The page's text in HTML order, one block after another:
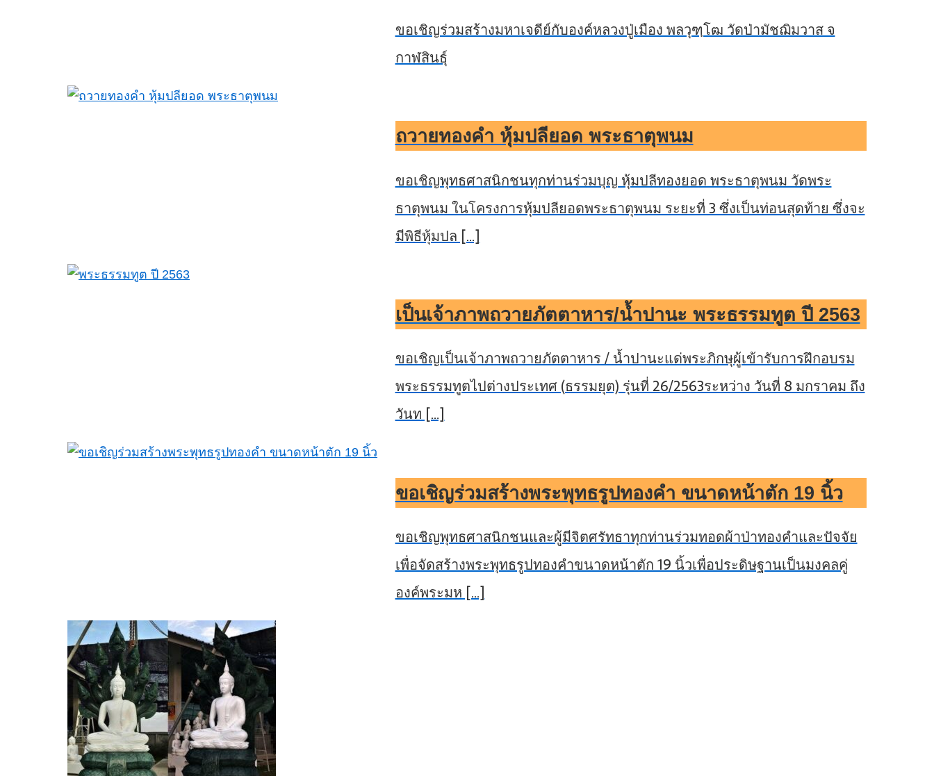
ขอเชิญร่วมสร้างมหาเจดีย์กับองค์หลวงปู่เมือง พลวุฑฺโฒ วัดป่ามัชฌิมวาส จ
กาฬสินธุ์
ถวายทองคำ หุ้มปลียอด พระธาตุพนม
ขอเชิญพุทธศาสนิกชนทุกท่านร่วมบุญ หุ้มปลีทองยอด พระธาตุพนม วัดพระ
ธาตุพนม ในโครงการหุ้มปลียอดพระธาตุพนม ระยะที่ 3 ซึ่งเป็นท่อนสุดท้าย ซึ่งจะ
มีพิธีหุ้มปล […]
เป็นเจ้าภาพถวายภัตตาหาร/น้ำปานะ พระธรรมทูต ปี 2563
ขอเชิญเป็นเจ้าภาพถวายภัตตาหาร / น้ำปานะแด่พระภิกษุผู้เข้ารับการฝึกอบรม
พระธรรมทูตไปต่างประเทศ (ธรรมยุต) รุ่นที่ 26/2563ระหว่าง วันที่ 8 มกราคม ถึง
วันท […]
ขอเชิญร่วมสร้างพระพุทธรูปทองคำ ขนาดหน้าตัก 19 นิ้ว
ขอเชิญพุทธศาสนิกชนและผู้มีจิตศรัทธาทุกท่านร่วมทอดผ้าป่าทองคำและปัจจัย
เพื่อจัดสร้างพระพุทธรูปทองคำขนาดหน้าตัก 19 นิ้วเพื่อประดิษฐานเป็นมงคลคู่
องค์พระมห […]